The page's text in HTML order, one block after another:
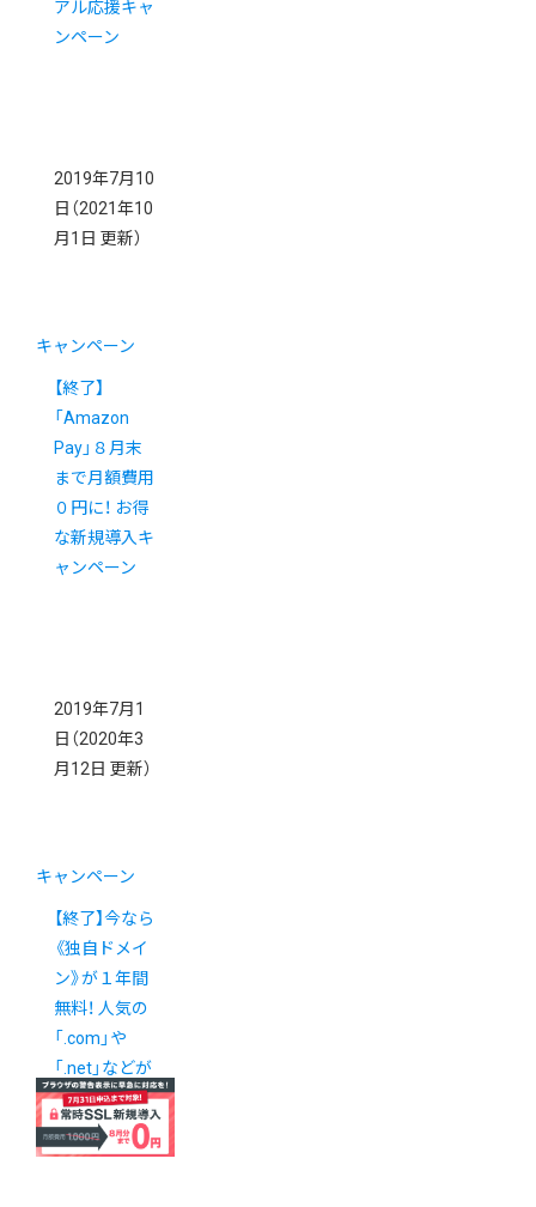
アル応援キャ
ンペーン
2019年7月10
日 （2021年10
月1日 更新）
キャンペーン
【終了】
「Amazon
Pay」８月末
まで月額費用
０円に！ お得
な新規導入キ
ャンペーン
2019年7月1
日 （2020年3
月12日 更新）
キャンペーン
【終了】今なら
《独自ドメイ
ン》が１年間
無料！ 人気の
「.com」や
「.net」などが
お得にゲット
できます